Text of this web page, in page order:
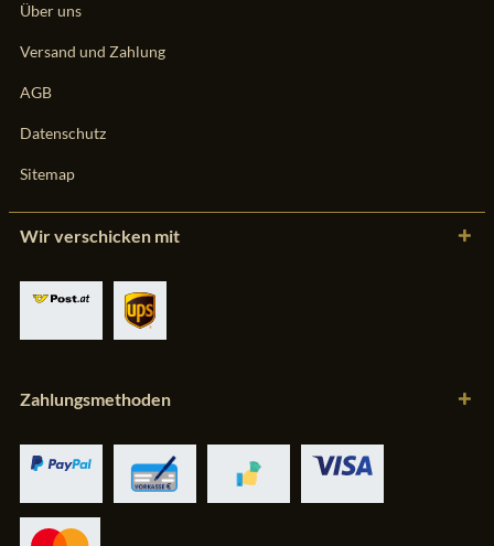
Über uns
Versand und Zahlung
AGB
Datenschutz
Sitemap
Wir verschicken mit
Zahlungsmethoden